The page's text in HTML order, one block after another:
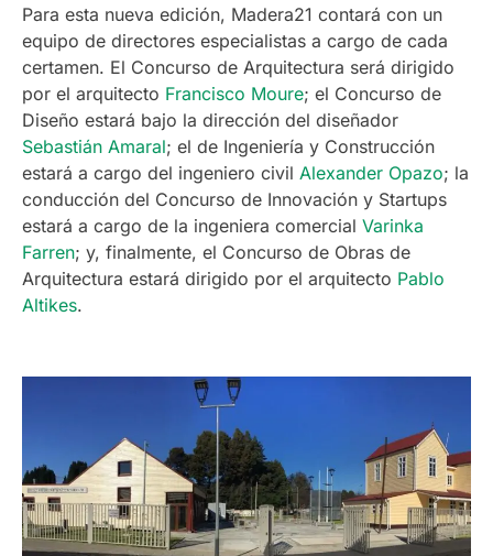
Para esta nueva edición, Madera21 contará con un
equipo de directores especialistas a cargo de cada
certamen. El Concurso de Arquitectura será dirigido
por el arquitecto Francisco Moure; el Concurso de
Diseño estará bajo la dirección del diseñador
Sebastián Amaral; el de Ingeniería y Construcción
estará a cargo del ingeniero civil Alexander Opazo; la
conducción del Concurso de Innovación y Startups
estará a cargo de la ingeniera comercial Varinka
Farren; y, finalmente, el Concurso de Obras de
Arquitectura estará dirigido por el arquitecto Pablo
Altikes.